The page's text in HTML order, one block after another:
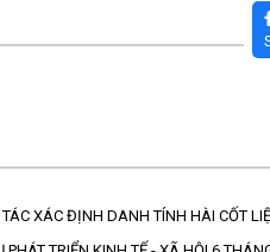
XÁC ĐỊNH DANH TÍNH HÀI CỐT